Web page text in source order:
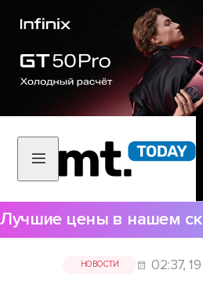
Лучшие цены в нашем
НОВОСТИ 02:37,